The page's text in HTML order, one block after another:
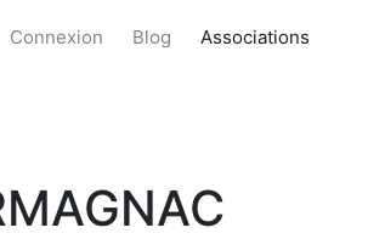
Connexion Blog Associations